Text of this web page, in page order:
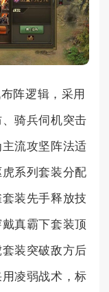
阵逻辑，采用
骑兵伺机突击
流攻坚阵法适
系列套装分配
装先手释放技
真霸下套装顶
装突破敌方后
凌弱战术，标